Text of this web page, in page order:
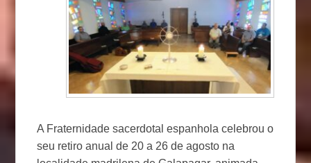
A Fraternidade sacerdotal espanhola celebrou o
seu retiro anual de 20 a 26 de agosto na